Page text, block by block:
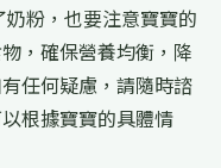
奶粉，也要注意寶寶的
，確保營養均衡，降
任何疑慮，請隨時諮
根據寶寶的具體情